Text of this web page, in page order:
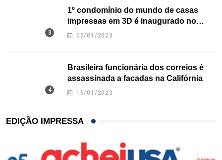
1º condomínio do mundo de casas
impressas em 3D é inaugurado no
Texas
05/01/2023
Brasileira funcionária dos correios é
assassinada a facadas na Califórnia
16/01/2023
EDIÇÃO IMPRESSA